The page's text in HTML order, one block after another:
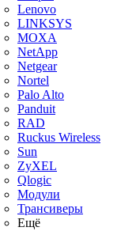
Lenovo
LINKSYS
MOXA
NetApp
Netgear
Nortel
Palo Alto
Panduit
RAD
Ruckus Wireless
Sun
ZyXEL
Qlogic
Модули
Трансиверы
Ещё